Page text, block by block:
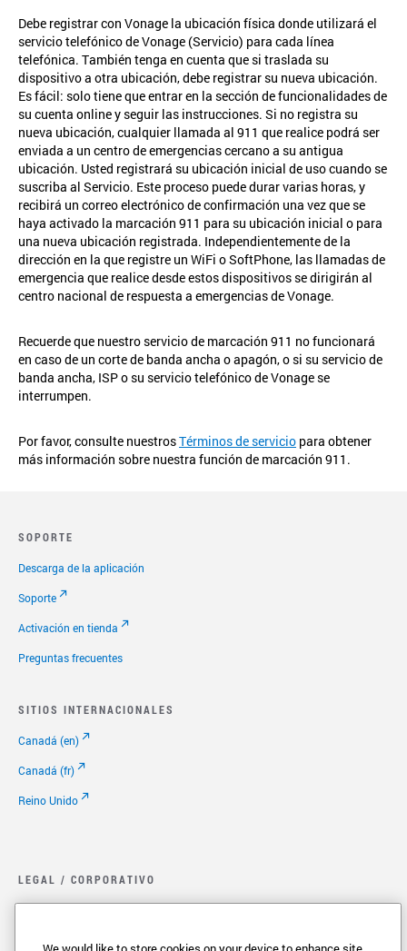
Debe registrar con Vonage la ubicación física donde utilizará el
servicio telefónico de Vonage (Servicio) para cada línea
telefónica. También tenga en cuenta que si traslada su
dispositivo a otra ubicación, debe registrar su nueva ubicación.
Es fácil: solo tiene que entrar en la sección de funcionalidades de
su cuenta online y seguir las instrucciones. Si no registra su
nueva ubicación, cualquier llamada al 911 que realice podrá ser
enviada a un centro de emergencias cercano a su antigua
ubicación. Usted registrará su ubicación inicial de uso cuando se
suscriba al Servicio. Este proceso puede durar varias horas, y
recibirá un correo electrónico de confirmación una vez que se
haya activado la marcación 911 para su ubicación inicial o para
una nueva ubicación registrada. Independientemente de la
dirección en la que registre un WiFi o SoftPhone, las llamadas de
emergencia que realice desde estos dispositivos se dirigirán al
centro nacional de respuesta a emergencias de Vonage.
Recuerde que nuestro servicio de marcación 911 no funcionará
en caso de un corte de banda ancha o apagón, o si su servicio de
banda ancha, ISP o su servicio telefónico de Vonage se
interrumpen.
Por favor, consulte nuestrosTérminos de servicio para obtener
más información sobre nuestra función de marcación 911.
SOPORTE
Descarga de la aplicación
Soporte
Activación en tienda
Preguntas frecuentes
SITIOS INTERNACIONALES
Canadá (en)
Canadá (fr)
Reino Unido
LEGAL / CORPORATIVO